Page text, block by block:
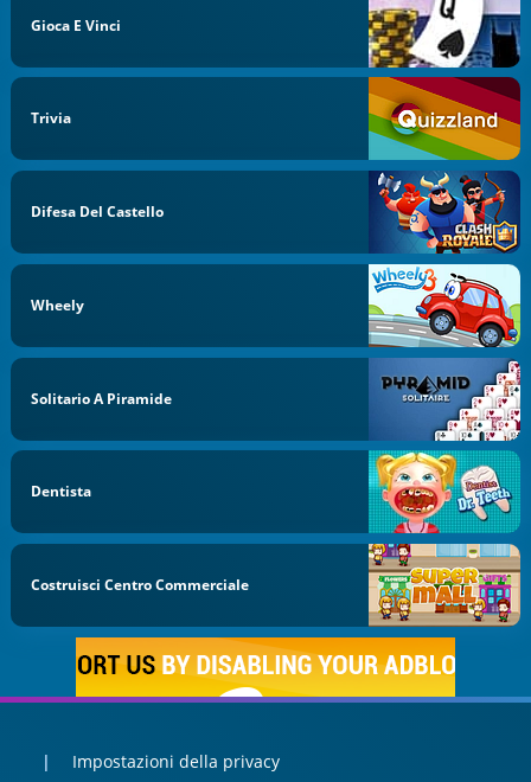
Gioca E Vinci
Trivia
Difesa Del Castello
Wheely
Solitario A Piramide
Dentista
Costruisci Centro Commerciale
Impostazioni della privacy